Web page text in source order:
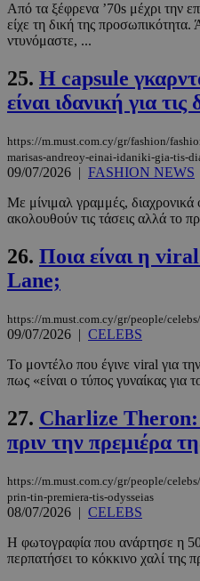
Από τα ξέφρενα ’70s μέχρι την
είχε τη δική της
ντυνόμαστε, ...
25. Η capsule
είναι ιδανική για τις
https://m.must.com.cy/gr/fashion/
marisas-andreoy-einai-idaniki-gia-tis-
09/07/2026 | FASHION NEWS
Με μίνιμαλ γραμμές,
ακολουθούν τις τάσεις αλλά το
26. Ποια είναι η
Lane;
https://m.must.com.cy/gr/people/
09/07/2026 | CELEBS
Το μοντέλο που έγινε viral για
πως «είναι ο τύπος γυναίκας για
27. Charlize Theron:
πριν την πρεμιέρα
https://m.must.com.cy/gr/people/
prin-tin-premiera-tis-odysseias
08/07/2026 | CELEBS
Η φωτογραφία που ανάρτησε η
περπατήσει το κόκκινο χαλί της
_scc_session